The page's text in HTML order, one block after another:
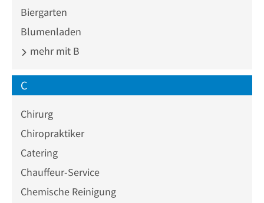
Biergarten
Blumenladen
mehr mit B
C
Chirurg
Chiropraktiker
Catering
Chauffeur-Service
Chemische Reinigung